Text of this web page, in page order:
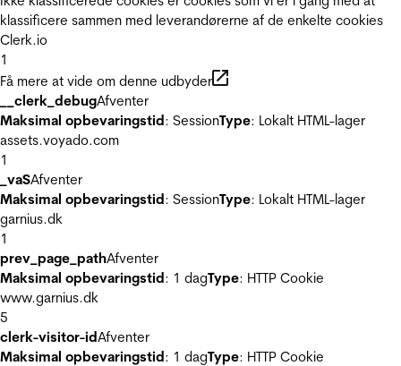
klassificere sammen med leverandørerne af de enkelte cookies
Clerk.io
1
Få mere at vide om denne udbyder
__clerk_debugAfventer
Maksimal opbevaringstid: SessionType: Lokalt HTML-lager
assets.voyado.com
1
_vaSAfventer
Maksimal opbevaringstid: SessionType: Lokalt HTML-lager
garnius.dk
1
prev_page_pathAfventer
Maksimal opbevaringstid: 1 dagType: HTTP Cookie
www.garnius.dk
5
clerk-visitor-idAfventer
Maksimal opbevaringstid: 1 dagType: HTTP Cookie